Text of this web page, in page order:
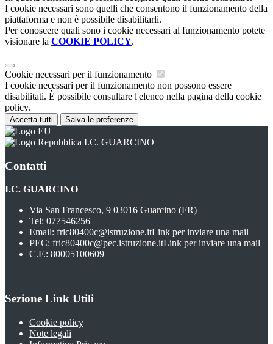
I cookie necessari sono quelli che consentono il funzionamento della
piattaforma e non è possibile disabilitarli.
Per conoscere quali sono i cookie necessari al funzionamento potete
visionare la COOKIE POLICY.
Cookie necessari per il funzionamento
I cookie necessari per il funzionamento non possono essere
disabilitati. È possibile consultare l'elenco nella pagina della cookie
policy.
Accetta tutti Salva le preferenze
I.C. GUARCINO
Contatti
I.C. GUARCINO
Via San Francesco, 9 03016 Guarcino (FR)
Tel: 077546256
Email: fric80400c@istruzione.itLink per inviare una mail
PEC: fric80400c@pec.istruzione.itLink per inviare una mail
C.F.: 80005100609
Sezione Link Utili
Cookie policy
Note legali